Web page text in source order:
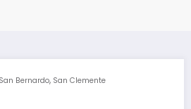
San Bernardo, San Clemente